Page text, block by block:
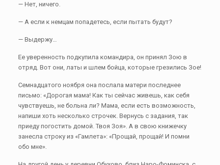
— Нет, ничего.
— А если к немцам попадетесь, если пытать будут?
— Выдержу…
Ее уверенность подкупила командира, он принял Зою в
отряд. Вот они, латы и шлем бойца, которые грезились Зое!
Семнадцатого ноября она послала матери последнее
письмо: «Дорогая мама! Как ты сейчас живешь, как себя
чувствуешь, не больна ли? Мама, если есть возможность,
напиши хоть несколько строчек. Вернусь с задания, так
приеду погостить домой. Твоя Зоя». А в свою книжечку
занесла строку из «Гамлета»: «Прощай, прощай! И помни
обо мне».